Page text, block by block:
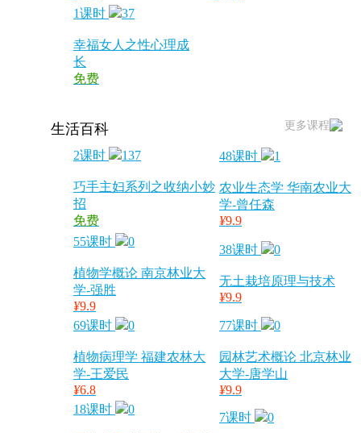
1课时
37
幸福女人之性心理成
长
免费
更多课程
生活百科
2课时 137
巧手主妇系列之收纳小妙
招
免费
48课时 1
农业生态学 华南农业大
学-曾任森
¥9.9
55课时
0
植物学概论 南京林业大
学-强胜
¥9.9
38课时 0
无土栽培原理与技术
¥9.9
69课时 0
植物病理学 福建农林大
学-王爱民
¥6.8
77课时 0
园林艺术概论 北京林业
大学-唐学山
¥9.9
18课时
0
7课时 0